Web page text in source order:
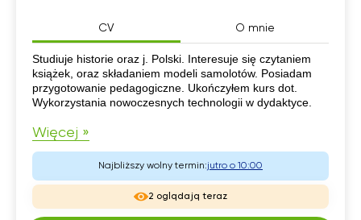
CV O mnie
CV
Studiuje historie oraz j. Polski. Interesuje się czytaniem
książek, oraz składaniem modeli samolotów. Posiadam
przygotowanie pedagogiczne. Ukończyłem kurs dot.
Wykorzystania nowoczesnych technologii w dydaktyce.
Więcej »
Najbliższy wolny termin:jutro o 10:00
2 oglądają teraz